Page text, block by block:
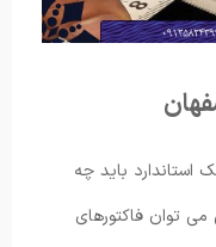
باید چه
توان فاکتورهای